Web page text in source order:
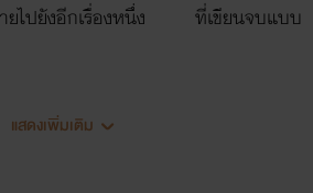
ายไปยังอีกเรื่องหนึ่ง ที่เขียนจบแบบ
แสดงเพิ่มเติม